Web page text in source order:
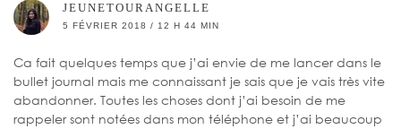
JEUNETOURANGELLE
5 FÉVRIER 2018 / 12 H 44 MIN
Ca fait quelques temps que j’ai envie de me lancer dans le
bullet journal mais me connaissant je sais que je vais très vite
abandonner. Toutes les choses dont j’ai besoin de me
rappeler sont notées dans mon téléphone et j’ai beaucoup